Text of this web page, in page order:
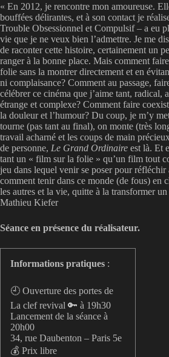
« En 2012, je rencontre mon amoureuse.
bouffées délirantes, et à son contact je
Trouble Obsessionnel et Compulsif – a eu
vie que je ne veux bien l’admettre. Je me
de raconter cette histoire, certainement un
ranger à la bonne place. Mais comment
folie sans la montrer directement et en
ni complaisance? Comment au passage,
célébrer ce cinéma que j’aime tant, radical,
étrange et complexe? Comment faire
la douleur et l’humour? Du coup, je m’y
tourne (pas tant au final), on monte (très
travail acharné et les coups de main
de personne, Le Grand Ordinaire est là. Et
tant un « film sur la folie » qu’un film tout
jeu dans lequel venir se poser pour réfléchir
comment tenir dans ce monde (de fous) en
les autres et la vie, quitte à la transformer un
Mathieu Kiefer
Séance en présence du réalisateur.
Informations pratiques :
🕘 Ouverture des portes de
La clef revival 🔑 à 19h30
Lancement de la séance à
20h00
34, rue Daubenton – Paris 5e
💰 Prix libre